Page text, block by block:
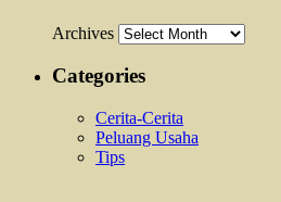
Archives
Categories
Cerita-Cerita
Peluang Usaha
Tips